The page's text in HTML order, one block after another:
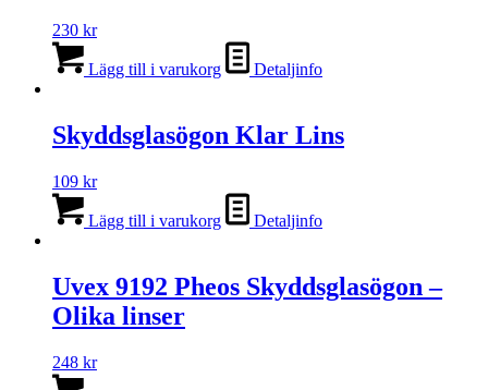
väljas
230 kr
Lägg till i varukorg Detaljinfo
Skyddsglasögon Klar Lins
109 kr
Lägg till i varukorg Detaljinfo
Uvex 9192 Pheos Skyddsglasögon –
Olika linser
248 kr